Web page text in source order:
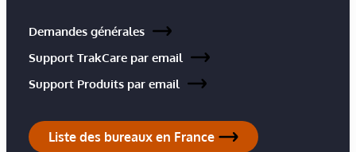
Demandes générales
Support TrakCare par email
Support Produits par email
Liste des bureaux en France